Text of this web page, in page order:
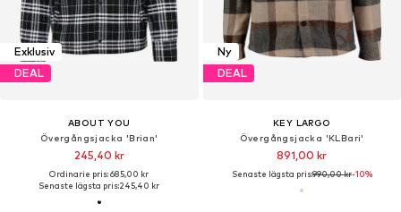
Exklusiv
DEAL
ABOUT YOU
Övergångsjacka 'Brian'
245,40 kr
Ordinarie pris: 685,00 kr
Senaste lägsta pris:245,40 kr
Ny
DEAL
KEY LARGO
Övergångsjacka 'KLBari'
891,00 kr
Senaste lägsta pris:990,00 kr-10%